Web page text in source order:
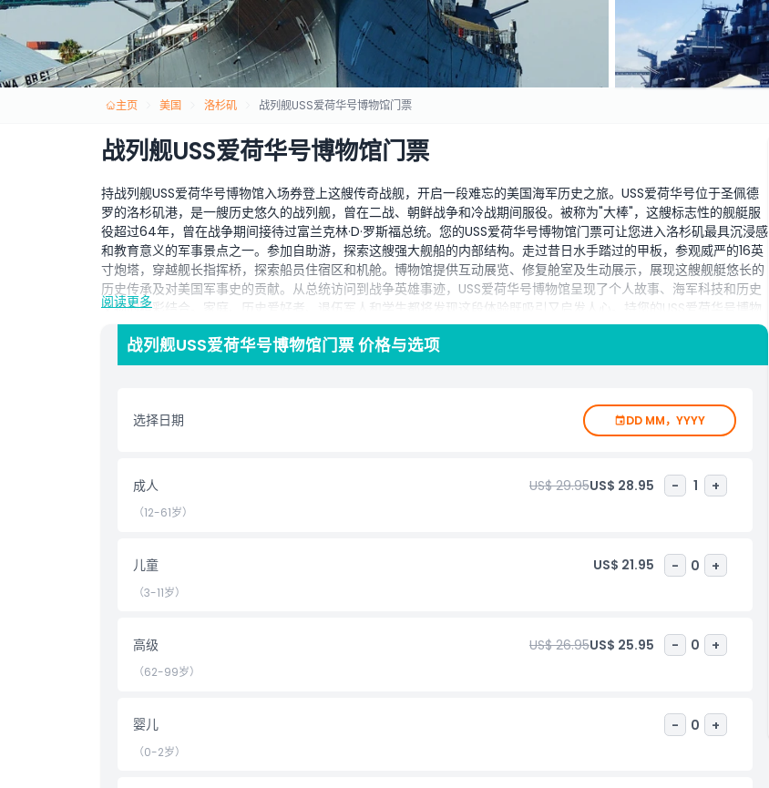
主页 美国 洛杉矶 战列舰USS爱荷华号博物馆门票
战列舰USS爱荷华号博物馆门票
持战列舰USS爱荷华号博物馆入场券登上这艘传奇战舰，开启一段难忘的美国海军历史之旅。USS爱荷华号位于圣佩德
罗的洛杉矶港，是一艘历史悠久的战列舰，曾在二战、朝鲜战争和冷战期间服役。被称为"大棒"，这艘标志性的舰艇服
役超过64年，曾在战争期间接待过富兰克林·D·罗斯福总统。您的USS爱荷华号博物馆门票可让您进入洛杉矶最具沉浸感
和教育意义的军事景点之一。参加自助游，探索这艘强大舰船的内部结构。走过昔日水手踏过的甲板，参观威严的16英
寸炮塔，穿越舰长指挥桥，探索船员住宿区和机舱。博物馆提供互动展览、修复舱室及生动展示，展现这艘舰艇悠长的
历史传承及对美国军事史的贡献。从总统访问到战争英雄事迹，USS爱荷华号博物馆呈现了个人故事、海军科技和历史
文物的精彩结合。家庭、历史爱好者、退伍军人和学生都将发现这段体验既吸引又启发人心。持您的USS爱荷华号博物
馆门票，深入了解海军战争、美国坚韧精神及水手们的日常生活，探索这艘历史上最著名战列舰之一。不要错过探访这
座漂浮的博物馆的机会，在洛杉矶市中心致敬美国海军的辉煌遗产。
儿童成人政策
排除项
需要了解的事项
位置
阅读更多
战列舰USS爱荷华号博物馆门票 价格与选项
选择日期 DD MM，YYYY
成人 US$ 29.95US$ 28.95 - 1 +
（12-61岁）
儿童 US$ 21.95 - 0 +
（3-11岁）
高级 US$ 26.95US$ 25.95 - 0 +
（62-99岁）
婴儿 - 0 +
（0-2岁）